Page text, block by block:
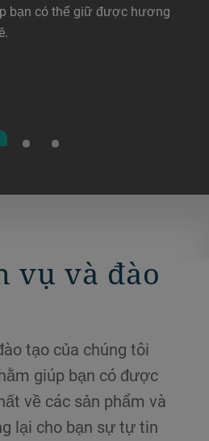
bạn có thể giữ được hương
vụ và đào
tạo của chúng tôi
giúp bạn có được
về các sản phẩm và
lại cho bạn sự tự tin